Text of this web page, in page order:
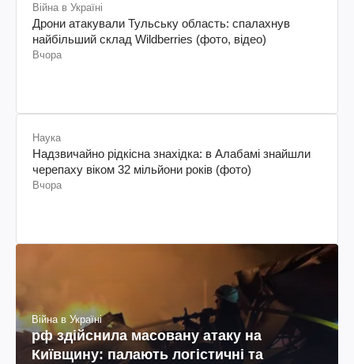
Війна в Україні
Дрони атакували Тульську область: спалахнув
найбільший склад Wildberries (фото, відео)
Вчора
Наука
Надзвичайно рідкісна знахідка: в Алабамі знайшли
черепаху віком 32 мільйони років (фото)
Вчора
Війна в Україні
рф здійснила масовану атаку на
Київщину: палають логістичні та